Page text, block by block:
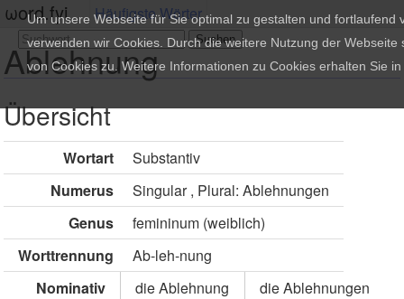
ωord.fyi Häufigste Wörter
Ablehnung
Übersicht
Wortart
Substantiv
Numerus
Singular , Plural: Ablehnungen
Genus
femininum (weiblich)
Worttrennung
Ab-leh-nung
Nominativ
die Ablehnung
die Ablehnungen
Um unsere Webseite für Sie optimal zu gestalten und fortlaufend
verwenden wir Cookies. Durch die weitere Nutzung der Webseite
von Cookies zu. Weitere Informationen zu Cookies erhalten Sie